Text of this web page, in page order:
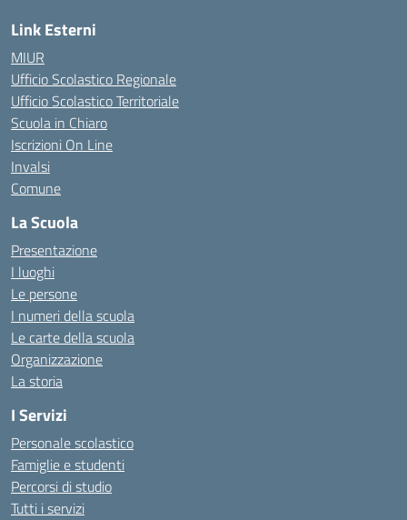
Link Esterni
MIUR
Ufficio Scolastico Regionale
Ufficio Scolastico Territoriale
Scuola in Chiaro
Iscrizioni On Line
Invalsi
Comune
La Scuola
Presentazione
I luoghi
Le persone
I numeri della scuola
Le carte della scuola
Organizzazione
La storia
I Servizi
Personale scolastico
Famiglie e studenti
Percorsi di studio
Tutti i servizi